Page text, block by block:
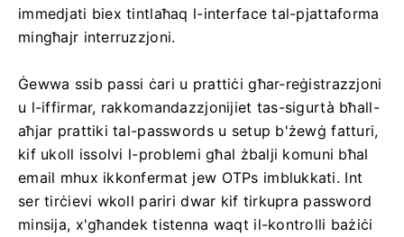
immedjati biex tintlaħaq l-interface tal-pjattaforma
mingħajr interruzzjoni.
Ġewwa ssib passi ċari u prattiċi għar-reġistrazzjoni
u l-iffirmar, rakkomandazzjonijiet tas-sigurtà bħall-
aħjar prattiki tal-passwords u setup b'żewġ fatturi,
kif ukoll issolvi l-problemi għal żbalji komuni bħal
email mhux ikkonfermat jew OTPs imblukkati. Int
ser tirċievi wkoll pariri dwar kif tirkupra password
minsija, x'għandek tistenna waqt il-kontrolli bażiċi